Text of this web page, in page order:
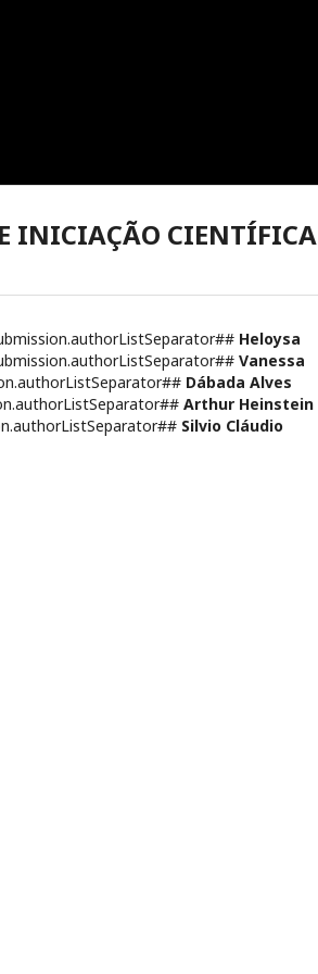
INICIAÇÃO CIENTÍFICA
Heloysa
Vanessa
Dábada Alves
Arthur Heinstein
Silvio Cláudio